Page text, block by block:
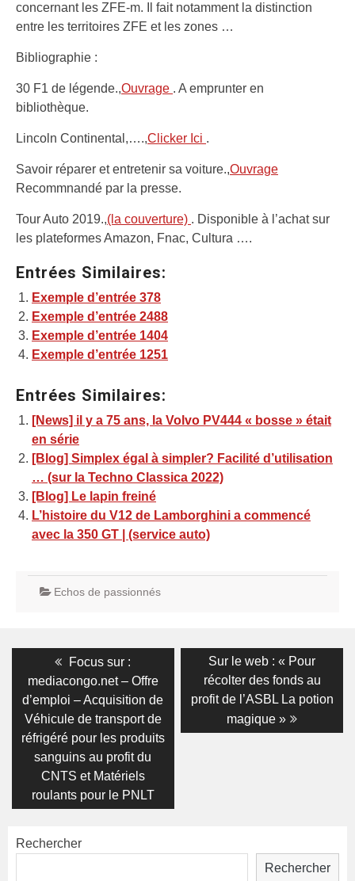
concernant les ZFE-m. Il fait notamment la distinction
entre les territoires ZFE et les zones …
Bibliographie :
30 F1 de légende.,Ouvrage . A emprunter en
bibliothèque.
Lincoln Continental,….,Clicker Ici .
Savoir réparer et entretenir sa voiture.,Ouvrage
Recommnandé par la presse.
Tour Auto 2019.,(la couverture) . Disponible à l’achat sur
les plateformes Amazon, Fnac, Cultura ….
Entrées Similaires:
Exemple d’entrée 378
Exemple d’entrée 2488
Exemple d’entrée 1404
Exemple d’entrée 1251
Entrées Similaires:
[News] il y a 75 ans, la Volvo PV444 « bosse » était
en série
[Blog] Simplex égal à simpler? Facilité d’utilisation
… (sur la Techno Classica 2022)
[Blog] Le lapin freiné
L’histoire du V12 de Lamborghini a commencé
avec la 350 GT | (service auto)
Echos de passionnés
Navigation
de
l’article
Previous
post:
Focus sur :
mediacongo.net – Offre
d’emploi – Acquisition de
Véhicule de transport de
réfrigéré pour les produits
sanguins au profit du
CNTS et Matériels
roulants pour le PNLT
Next
post:
Sur le web : « Pour
récolter des fonds au
profit de l’ASBL La potion
magique »
Rechercher
Rechercher